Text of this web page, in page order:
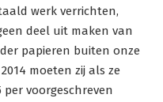
werk verrichten,
deel uit maken van
papieren buiten onze
moeten zij als ze
per voorgeschreven